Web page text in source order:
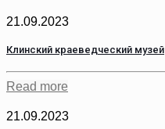
21.09.2023
Клинский краеведческий музей
Read more
21.09.2023